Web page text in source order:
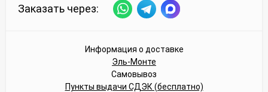
Заказать через:
Информация о доставке
Эль-Монте
Самовывоз
Пункты выдачи СДЭК (бесплатно)